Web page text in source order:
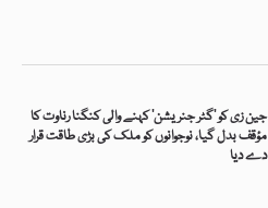
جین زی کو ’گٹر جنریشن‘ کہنے والی کنگنا رناوت کا
مؤقف بدل گیا، نوجوانوں کو ملک کی بڑی طاقت قرار
دے دیا